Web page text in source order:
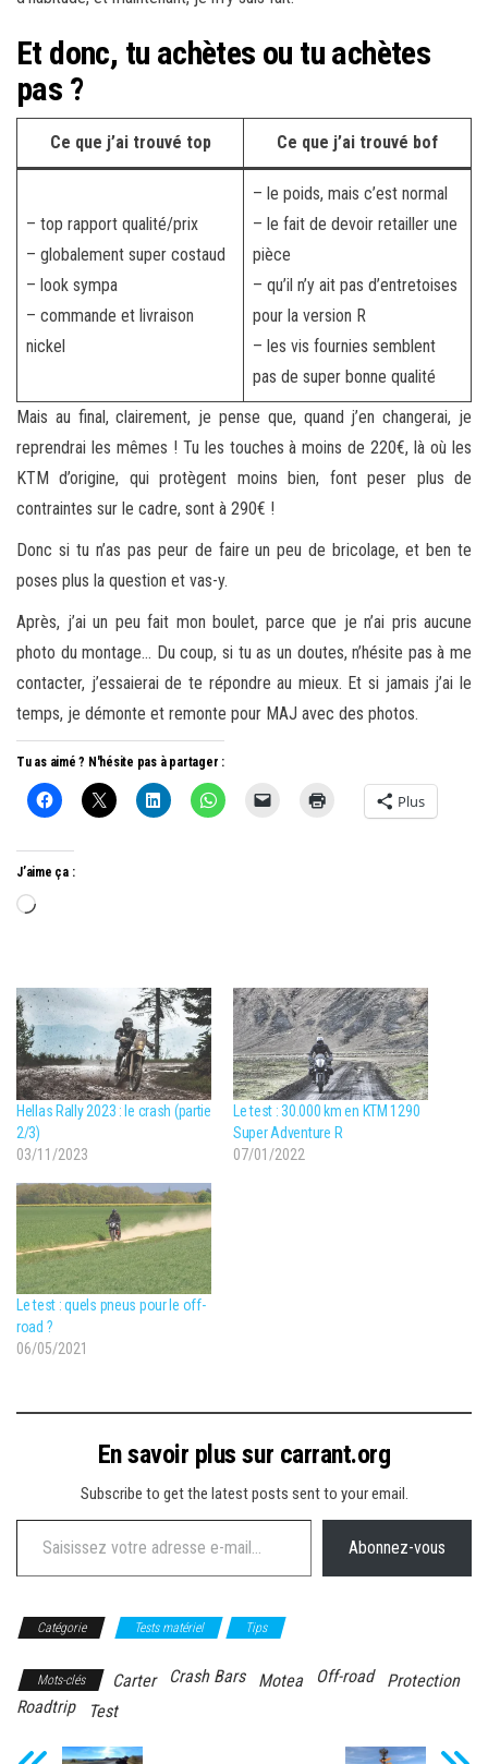
Et donc, tu achètes ou tu achètes
pas ?
Ce que j’ai trouvé top Ce que j’ai trouvé bof
– top rapport qualité/prix
– globalement super costaud
– look sympa
– commande et livraison
nickel
– le poids, mais c’est normal
– le fait de devoir retailler une
pièce
– qu’il n’y ait pas d’entretoises
pour la version R
– les vis fournies semblent
pas de super bonne qualité
Mais au final, clairement, je pense que, quand j’en changerai, je
reprendrai les mêmes ! Tu les touches à moins de 220€, là où les
KTM d’origine, qui protègent moins bien, font peser plus de
contraintes sur le cadre, sont à 290€ !
Donc si tu n’as pas peur de faire un peu de bricolage, et ben te
poses plus la question et vas-y.
Après, j’ai un peu fait mon boulet, parce que je n’ai pris aucune
photo du montage… Du coup, si tu as un doutes, n’hésite pas à me
contacter, j’essaierai de te répondre au mieux. Et si jamais j’ai le
temps, je démonte et remonte pour MAJ avec des photos.
Tu as aimé ? N'hésite pas à partager :
Plus
J’aime ça :
Chargement…
Hellas Rally 2023 : le crash (partie
2/3)
03/11/2023
Le test : 30.000 km en KTM 1290
Super Adventure R
07/01/2022
Le test : quels pneus pour le off-
road ?
06/05/2021
En savoir plus sur carrant.org
Subscribe to get the latest posts sent to your email.
Saisissez votre adresse e-mail…
Abonnez-vous
Catégorie Tests matériel Tips
Mots-clés Carter Crash Bars Motea Off-road
Protection
Roadtrip
Test